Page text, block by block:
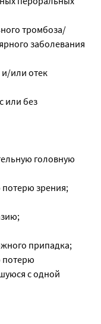
тромбоза/
заболевания
или отек
или без
головную
зрения;
припадка;
потерю
с одной